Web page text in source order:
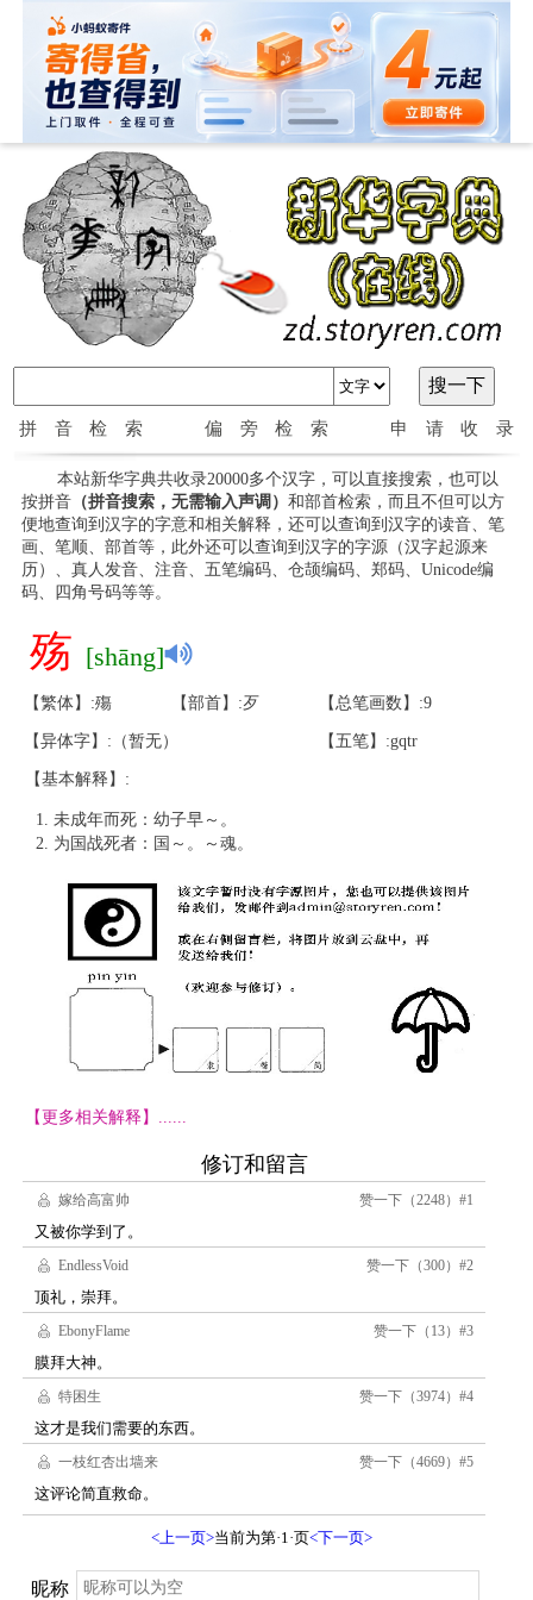
拼音检索 偏旁检索 申请收录
本站新华字典共收录20000多个汉字，可以直接搜索，也可以
按拼音（拼音搜索，无需输入声调） 和部首检索，而且不但可以方
便地查询到汉字的字意和相关解释，还可以查询到汉字的读音、笔
画、笔顺、部首等，此外还可以查询到汉字的字源（汉字起源来
历）、真人发音、注音、五笔编码、仓颉编码、郑码、Unicode编
码、四角号码等等。
殇 [shāng]
【繁体】:殤 【部首】:歹 【总笔画数】:9
【异体字】:（暂无） 【五笔】:gqtr
【基本解释】:
未成年而死：幼子早～。
为国战死者：国～。～魂。
【更多相关解释】......